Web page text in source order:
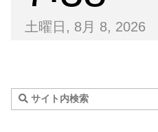
土曜日, 8月 8, 2026